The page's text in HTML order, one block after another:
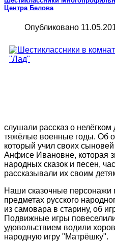
Центра Белова
Опубликовано
слушали рассказ о нелёгком
тяжёлые военные годы. Об
который учил своих
Анфисе Ивановне, которая
народных сказок и песен,
рассказывали их своим
Наши сказочные персонажи
предметах русского
из самовара в старину, об
Подвижные игры
удовольствием водили
народную игру "Матрёшку".